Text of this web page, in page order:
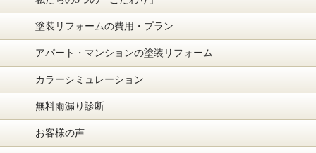
塗装リフォームの費用・プラン
アパート・マンションの塗装リフォーム
カラーシミュレーション
無料雨漏り診断
お客様の声